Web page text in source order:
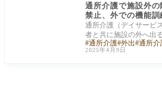
通所介護で施設外の
禁止、外での機能訓
通所介護（デイサービ
者と共に施設の外へ出
出」の機会を設けたい
くありま
通所介護 外出 通所介
2025年4月9日